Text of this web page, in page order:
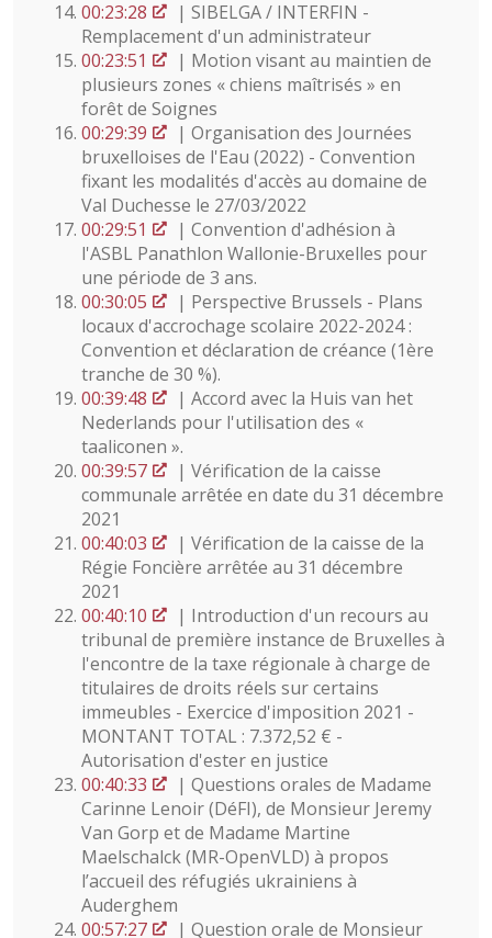
00:23:28
| SIBELGA / INTERFIN -
Remplacement d'un administrateur
00:23:51
| Motion visant au maintien de
plusieurs zones « chiens maîtrisés » en
forêt de Soignes
00:29:39
| Organisation des Journées
bruxelloises de l'Eau (2022) - Convention
fixant les modalités d'accès au domaine de
Val Duchesse le 27/03/2022
00:29:51
| Convention d'adhésion à
l'ASBL Panathlon Wallonie-Bruxelles pour
une période de 3 ans.
00:30:05
| Perspective Brussels - Plans
locaux d'accrochage scolaire 2022-2024 :
Convention et déclaration de créance (1ère
tranche de 30 %).
00:39:48
| Accord avec la Huis van het
Nederlands pour l'utilisation des «
taaliconen ».
00:39:57
| Vérification de la caisse
communale arrêtée en date du 31 décembre
2021
00:40:03
| Vérification de la caisse de la
Régie Foncière arrêtée au 31 décembre
2021
00:40:10
| Introduction d'un recours au
tribunal de première instance de Bruxelles à
l'encontre de la taxe régionale à charge de
titulaires de droits réels sur certains
immeubles - Exercice d'imposition 2021 -
MONTANT TOTAL : 7.372,52 € -
Autorisation d'ester en justice
00:40:33
| Questions orales de Madame
Carinne Lenoir (DéFI), de Monsieur Jeremy
Van Gorp et de Madame Martine
Maelschalck (MR-OpenVLD) à propos
l’accueil des réfugiés ukrainiens à
Auderghem
00:57:27
| Question orale de Monsieur